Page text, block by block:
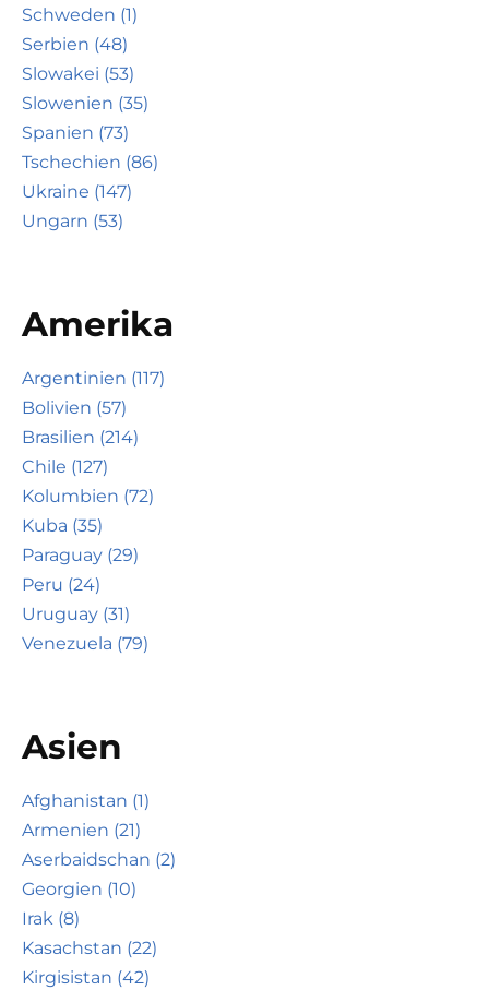
Schweden (1)
Serbien (48)
Slowakei (53)
Slowenien (35)
Spanien (73)
Tschechien (86)
Ukraine (147)
Ungarn (53)
Amerika
Argentinien (117)
Bolivien (57)
Brasilien (214)
Chile (127)
Kolumbien (72)
Kuba (35)
Paraguay (29)
Peru (24)
Uruguay (31)
Venezuela (79)
Asien
Afghanistan (1)
Armenien (21)
Aserbaidschan (2)
Georgien (10)
Irak (8)
Kasachstan (22)
Kirgisistan (42)